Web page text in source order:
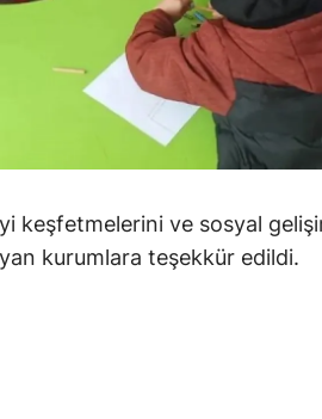
keşfetmelerini ve sosyal
kurumlara teşekkür edildi.